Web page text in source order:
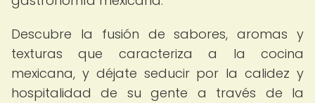
Descubre la fusión de sabores, aromas y
texturas que caracteriza a la cocina
mexicana, y déjate seducir por la calidez y
hospitalidad de su gente a través de la